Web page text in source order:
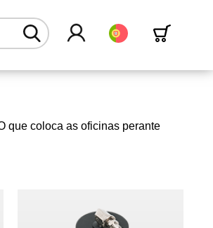
Português
que coloca as oficinas perante